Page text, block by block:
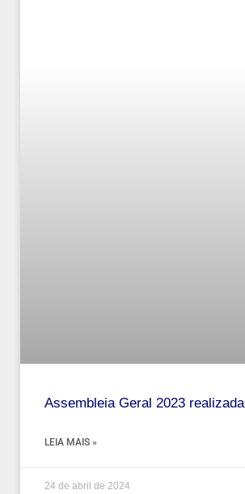
Assembleia Geral 2023 realizada
LEIA MAIS »
24 de abril de 2024